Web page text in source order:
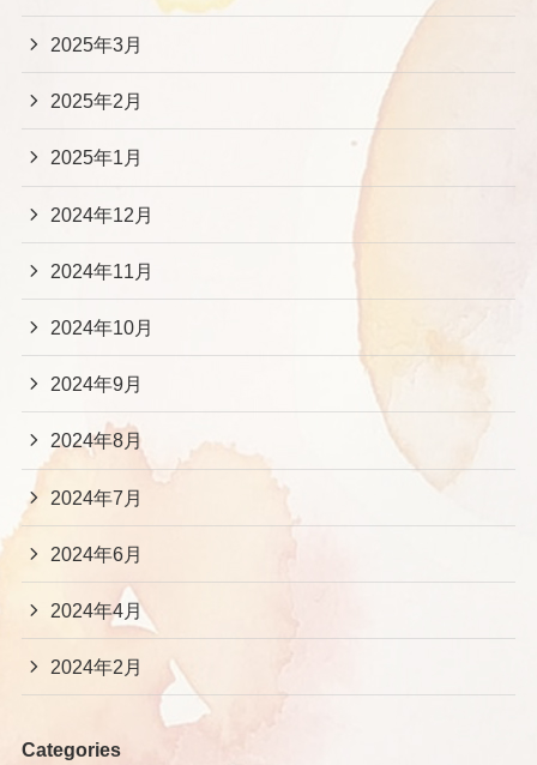
2025年3月
2025年2月
2025年1月
2024年12月
2024年11月
2024年10月
2024年9月
2024年8月
2024年7月
2024年6月
2024年4月
2024年2月
Categories